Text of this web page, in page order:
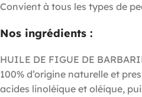
Convient à tous les types de
Nos ingrédients :
HUILE DE FIGUE DE
100% d’origine naturelle et
acides linoléique et oléique,